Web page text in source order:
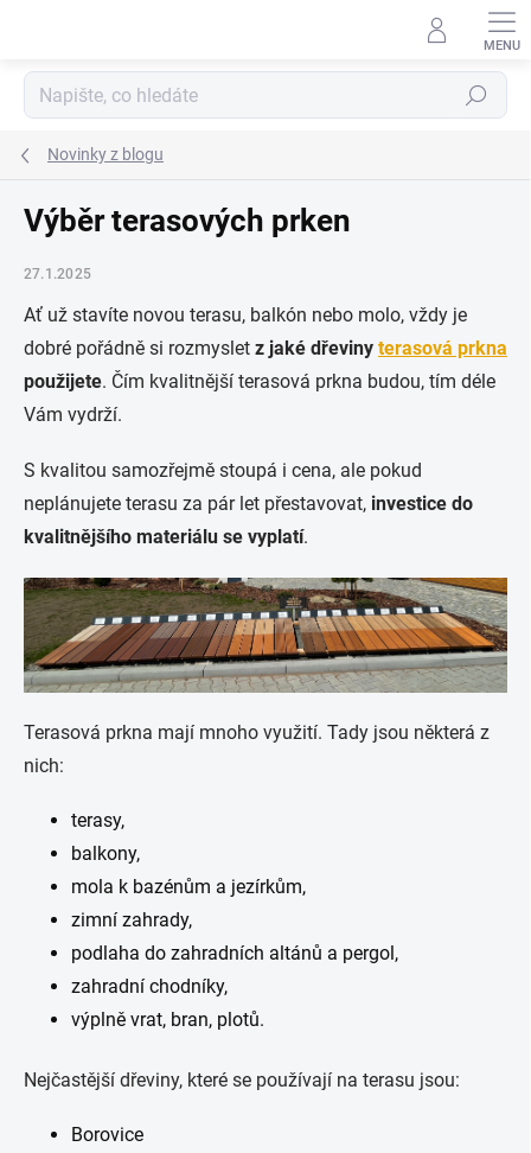
Hledat
Novinky z blogu
Výběr terasových prken
27.1.2025
Ať už stavíte novou terasu, balkón nebo molo, vždy je
dobré pořádně si rozmyslet z jaké dřeviny terasová prkna
použijete. Čím kvalitnější terasová prkna budou, tím déle
Vám vydrží.
S kvalitou samozřejmě stoupá i cena, ale pokud
neplánujete terasu za pár let přestavovat, investice do
kvalitnějšího materiálu se vyplatí.
Terasová prkna mají mnoho využití. Tady jsou některá z
nich:
terasy,
balkony,
mola k bazénům a jezírkům,
zimní zahrady,
podlaha do zahradních altánů a pergol,
zahradní chodníky,
výplně vrat, bran, plotů.
Nejčastější dřeviny, které se používají na terasu jsou:
Borovice